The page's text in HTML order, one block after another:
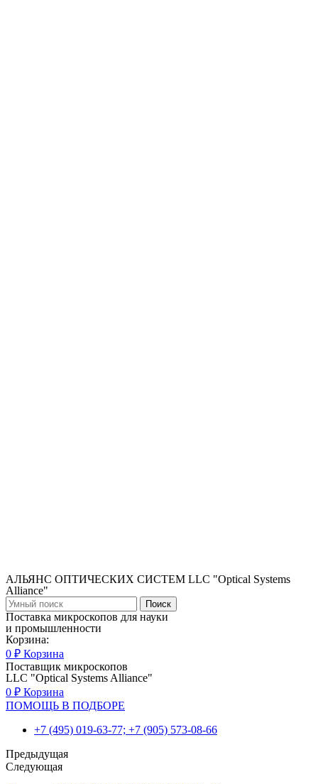
АЛЬЯНС ОПТИЧЕСКИХ СИСТЕМ LLC "Optical Systems
Alliance"
Поиск
Поставка микроскопов для науки
и промышленности
Корзина:
0 ₽ Корзина
Поставщик микроскопов
LLC "Optical Systems Alliance"
0 ₽ Корзина
ПОМОЩЬ В ПОДБОРЕ
+7 (495) 019-63-77; +7 (905) 573-08-66
Предыдущая
Следующая